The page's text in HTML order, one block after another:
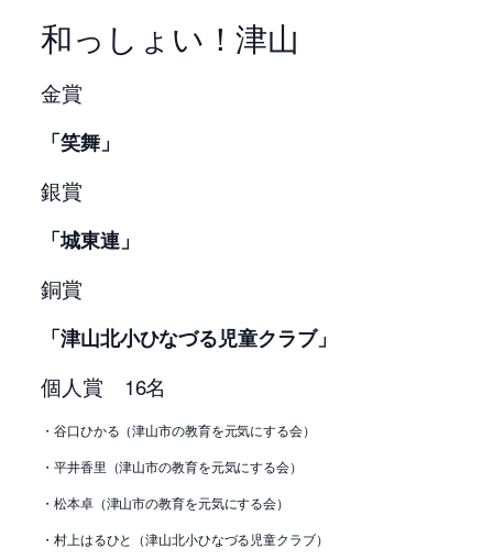
和っしょい！津山
金賞
「笑舞」
銀賞
「城東連」
銅賞
「津山北小ひなづる児童クラブ」
個人賞 16名
・谷口ひかる（津山市の教育を元気にする会）
・平井香里（津山市の教育を元気にする会）
・松本卓（津山市の教育を元気にする会）
・村上はるひと（津山北小ひなづる児童クラブ）